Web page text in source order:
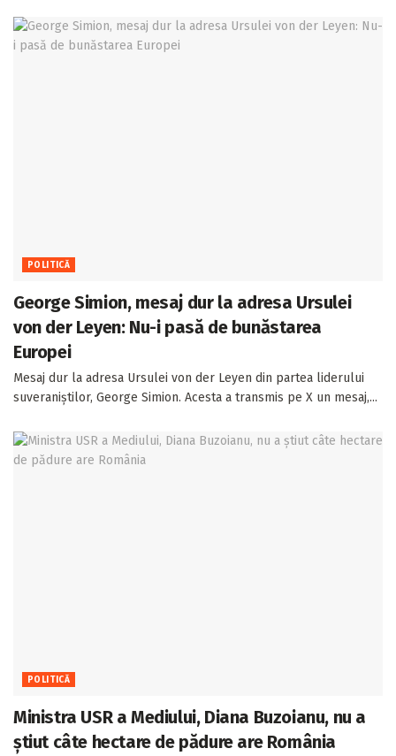
POLITICĂ
George Simion, mesaj dur la adresa Ursulei
von der Leyen: Nu-i pasă de bunăstarea
Europei
Mesaj dur la adresa Ursulei von der Leyen din partea liderului
suveraniștilor, George Simion. Acesta a transmis pe X un mesaj,...
POLITICĂ
Ministra USR a Mediului, Diana Buzoianu, nu a
știut câte hectare de pădure are România